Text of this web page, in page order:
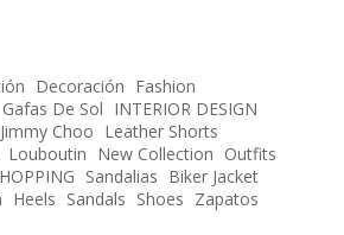
Decoración Fashion
Gafas De Sol INTERIOR DESIGN
Jimmy Choo Leather Shorts
Louboutin New Collection Outfits
Sandalias Biker Jacket
Heels Sandals Shoes Zapatos